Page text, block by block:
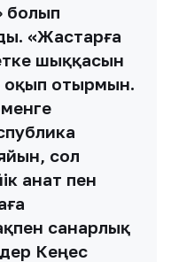
болып
«Жастарға
шыққасын
оқып отырмын.
сол
Қанат пен
санарлық
Кеңес